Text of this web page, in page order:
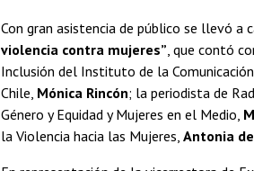
Con gran asistencia de público se llevó a
violencia contra mujeres” , que contó
Inclusión del Instituto de la Comunicación
Chile, Mónica Rincón; la periodista de
Género y Equidad y Mujeres en el Medio,
la Violencia hacia las Mujeres, Antonia